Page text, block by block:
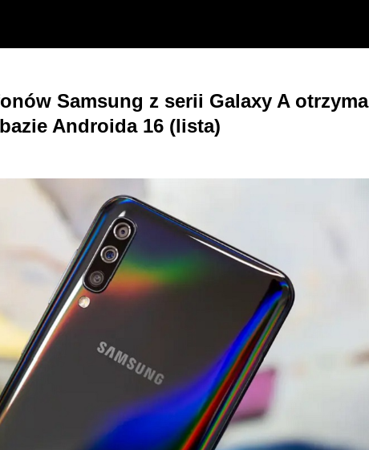
Samsung z serii Galaxy A otrzyma
Androida 16 (lista)